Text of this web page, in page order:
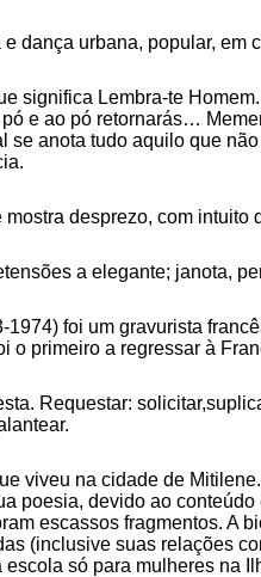
dança urbana, popular, em
significa Lembra-te
e ao pó retornarás…
se anota tudo aquilo que
desprezo, com intuito
a elegante; janota,
foi um gravurista
o primeiro a regressar à
Requestar:
viveu na cidade de
poesia, devido ao
escassos fragmentos. A
(inclusive suas relações
só para mulheres na